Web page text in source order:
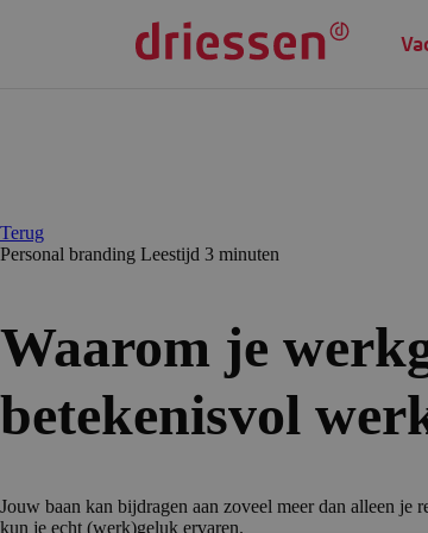
Terug
Personal branding Leestijd 3 minuten
Waarom je
betekenisvol
Jouw baan kan bijdragen aan zoveel meer dan alleen je
kun je echt (werk)geluk ervaren.